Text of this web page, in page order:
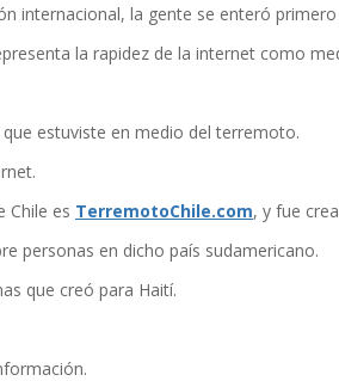
internacional, la gente se enteró
la rapidez de la internet como
estuviste en medio del terremoto.
Chile es TerremotoChile.com, y fue
personas en dicho paí­s sudamericano.
que creó para Haití­.